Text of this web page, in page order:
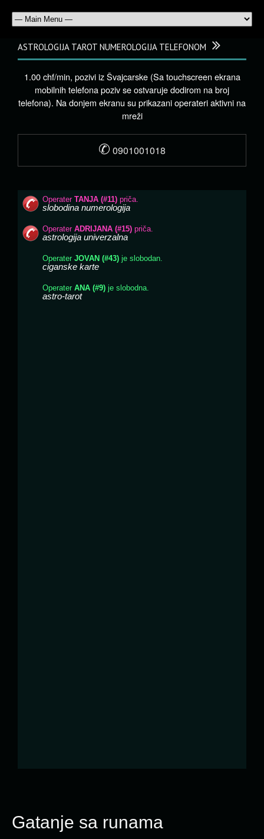
Gatanje sa runama
ASTROLOGIJA TAROT NUMEROLOGIJA TELEFONOM
1.00 chf/min, pozivi iz Švajcarske (Sa touchscreen ekrana
mobilnih telefona poziv se ostvaruje dodirom na broj
telefona). Na donjem ekranu su prikazani operateri aktivni na
mreži
✆ 0901001018